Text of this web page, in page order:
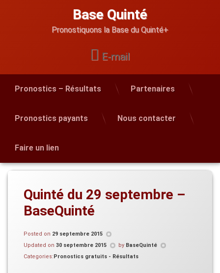
Base Quinté
Pronostiquons la Base du Quinté+
E-mail
Pronostics – Résultats Partenaires
Pronostics payants Nous contacter
Faire un lien
Quinté du 29 septembre –
BaseQuinté
Posted on 29 septembre 2015
Updated on 30 septembre 2015 by BaseQuinté
Categories:Pronostics gratuits - Résultats